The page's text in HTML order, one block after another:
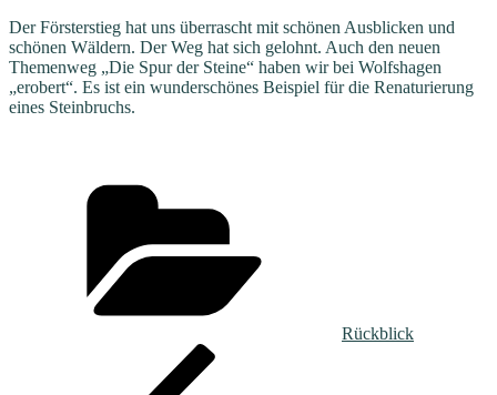
Der Försterstieg hat uns überrascht mit schönen Ausblicken und
schönen Wäldern. Der Weg hat sich gelohnt. Auch den neuen
Themenweg „Die Spur der Steine“ haben wir bei Wolfshagen
„erobert“. Es ist ein wunderschönes Beispiel für die Renaturierung
eines Steinbruchs.
Rückblick
Beitragsnavigation